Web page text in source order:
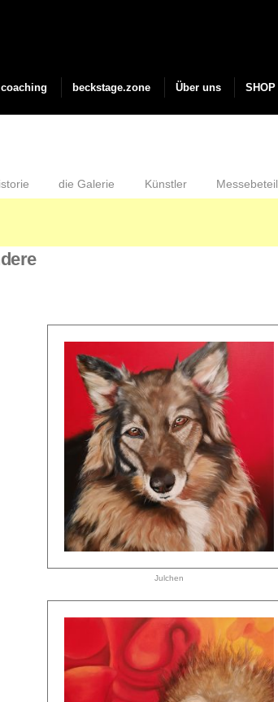
coaching beckstage.zone Über uns SHOP
die Galerie Künstler
Julchen